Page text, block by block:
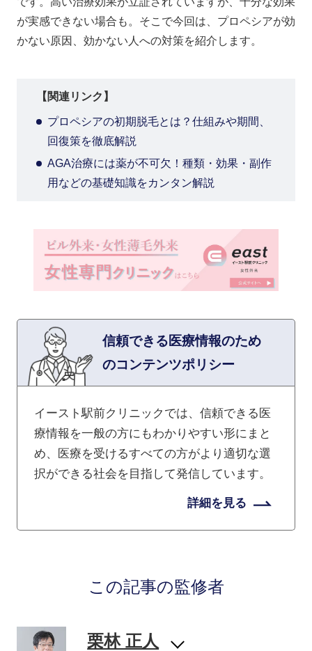
が実感できない場合も。そこで今回は、プロペシアが効
かない原因、効かない人への対策を紹介します。
【関連リンク】
プロペシアの初期脱毛とは？仕組みや期間、
回復策を徹底解説
AGA治療には薬が不可欠！種類・効果・副作
用などの基礎知識をカンタン解説
信頼できる医療情報のため
のコンテンツポリシー
イースト駅前クリニックでは、信頼できる医
療情報を一般の方にもわかりやすい形にまと
め、医療を受けるすべての方がより適切な選
択ができる社会を目指して発信しています。
詳細を見る
この記事の監修者
栗林 正人